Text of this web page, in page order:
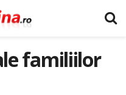
familiilor